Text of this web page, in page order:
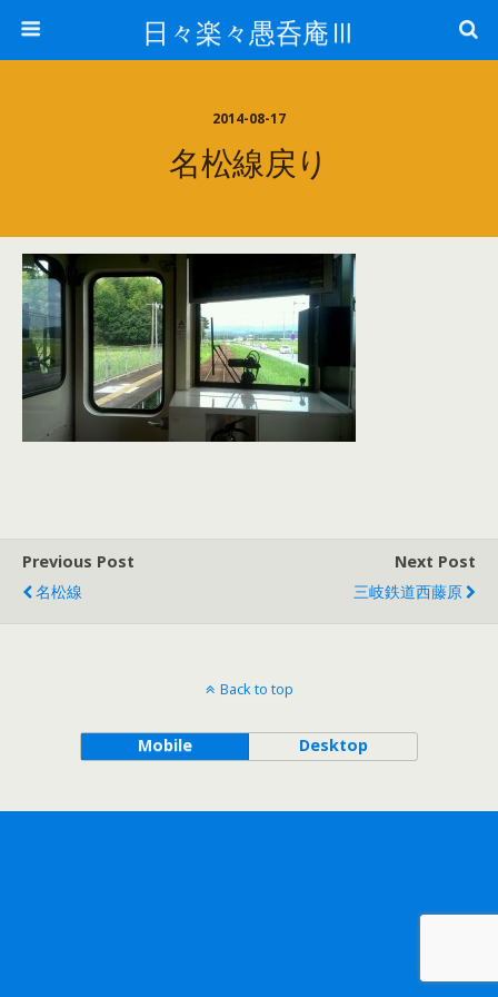
日々楽々愚呑庵Ⅲ
2014-08-17
名松線戻り
Previous Post
名松線
Next Post
三岐鉄道西藤原
Back to top
Mobile Desktop